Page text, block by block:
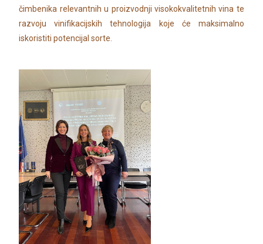
čimbenika relevantnih u proizvodnji visokokvalitetnih vina te
razvoju vinifikacijskih tehnologija koje će maksimalno
iskoristiti potencijal sorte.